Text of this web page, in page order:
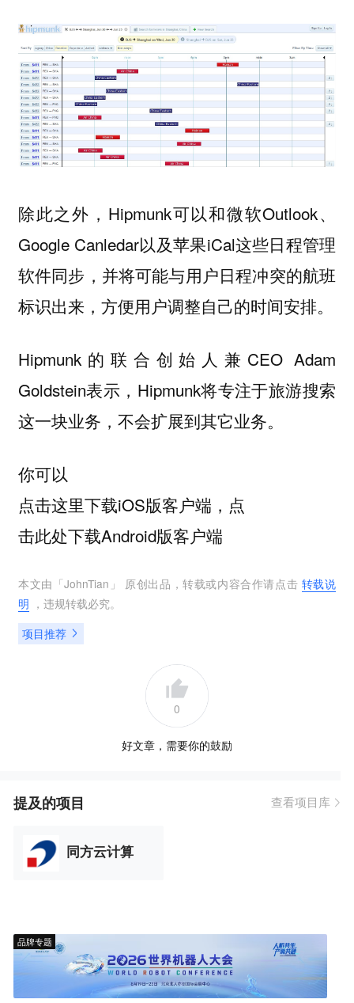
除此之外，Hipmunk可以和微软Outlook、
Google Canledar以及苹果iCal这些日程管理
软件同步，并将可能与用户日程冲突的航班
标识出来，方便用户调整自己的时间安排。
Hipmunk的联合创始人兼CEO Adam
Goldstein表示，Hipmunk将专注于旅游搜索
这一块业务，不会扩展到其它业务。
你可以
点击这里下载iOS版客户端，点
击此处下载Android版客户端
本文由「JohnTian 」 原创出品，转载或内容合作请点击 转载说
明 ，违规转载必究。
项目推荐
0
好文章，需要你的鼓励
提及的项目 查看项目库
同方云计算
品牌专题